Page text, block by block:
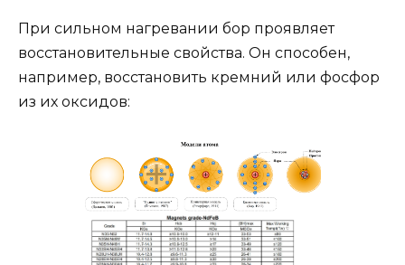
При сильном нагревании бор проявляет
восстановительные свойства. Он способен,
например, восстановить кремний или фосфор
из их оксидов: